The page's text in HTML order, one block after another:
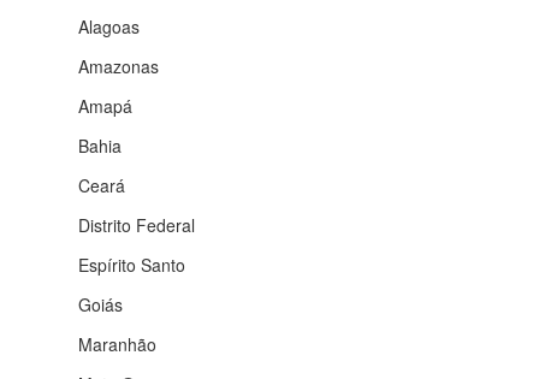
Alagoas
Amazonas
Amapá
Bahia
Ceará
Distrito Federal
Espírito Santo
Goiás
Maranhão